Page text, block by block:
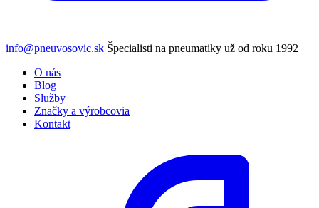
info@pneuvosovic.sk Špecialisti na pneumatiky už od roku 1992
O nás
Blog
Služby
Značky a výrobcovia
Kontakt